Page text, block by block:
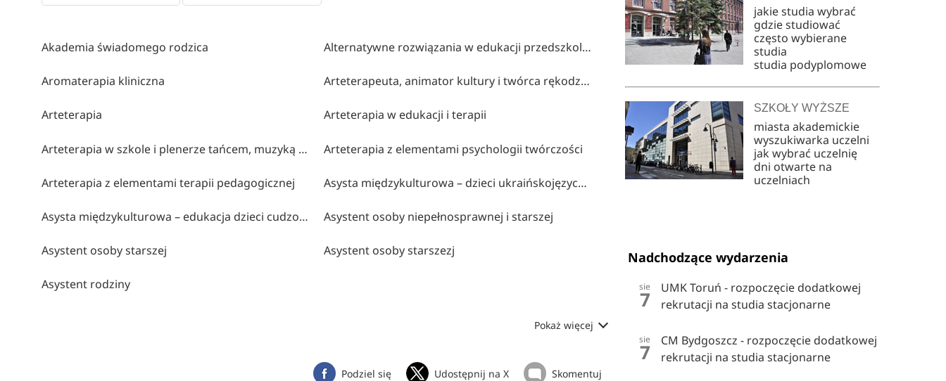
Akademia świadomego rodzica Alternatywne rozwiązania w edukacji przedszkolnej i wczesnoszkolnej
Aromaterapia kliniczna Arteterapeuta, animator kultury i twórca rękodzieła artystycznego
Arteterapia Arteterapia w edukacji i terapii
Arteterapia w szkole i plenerze tańcem, muzyką i obrazem malowana (współorganizatorzy stowarzyszenie twórcze brzózki, cen bydgoszcz, klub myśli twórczej akp bydgoszcz) Arteterapia z elementami psychologii twórczości
Arteterapia z elementami terapii pedagogicznej Asysta międzykulturowa – dzieci ukraińskojęzyczne
Asysta międzykulturowa – edukacja dzieci cudzoziemskich Asystent osoby niepełnosprawnej i starszej
Asystent osoby starszej Asystent osoby starszezj
Asystent rodziny
Pokaż więcej
Podziel się Udostępnij na X Skomentuj
jakie studia wybrać
gdzie studiować
często wybierane
studia
studia podyplomowe
SZKOŁY WYŻSZE
miasta akademickie
wyszukiwarka uczelni
jak wybrać uczelnię
dni otwarte na
uczelniach
Nadchodzące wydarzenia
sie
7
UMK Toruń - rozpoczęcie dodatkowej
rekrutacji na studia stacjonarne
sie
7
CM Bydgoszcz - rozpoczęcie dodatkowej
rekrutacji na studia stacjonarne